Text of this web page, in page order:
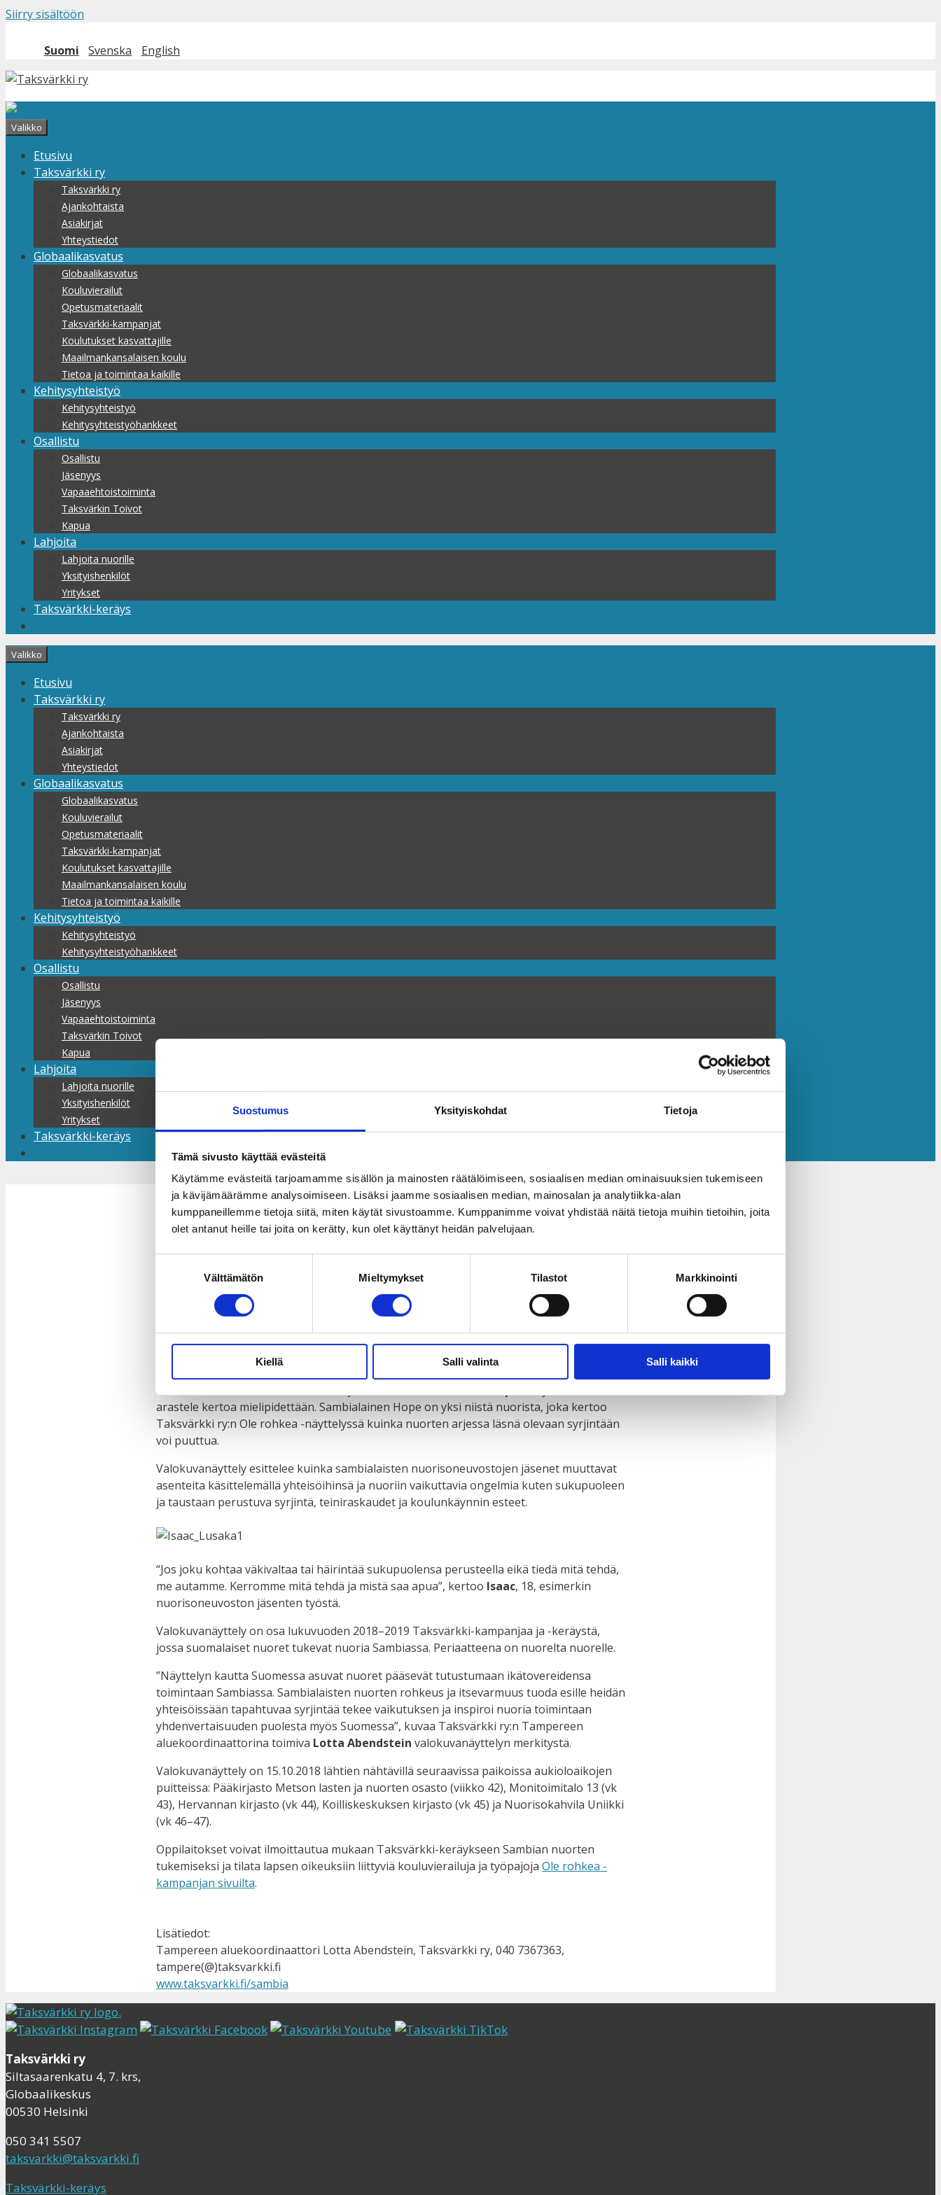
Suostumus Yksityiskohdat Tietoja
Tämä sivusto käyttää evästeitä
Käytämme evästeitä tarjoamamme sisällön ja mainosten räätälöimiseen, sosiaalisen median ominaisuuksien tukemiseen
ja kävijämäärämme analysoimiseen. Lisäksi jaamme sosiaalisen median, mainosalan ja analytiikka-alan
kumppaneillemme tietoja siitä, miten käytät sivustoamme. Kumppanimme voivat yhdistää näitä tietoja muihin tietoihin, joita
olet antanut heille tai joita on kerätty, kun olet käyttänyt heidän palvelujaan.
Välttämätön Mieltymykset Tilastot Markkinointi
Kiellä Salli valinta Salli kaikki
Siirry sisältöön
Suomi Svenska English
Valikko
Etusivu
Taksvärkki ry
Taksvärkki ry
Ajankohtaista
Asiakirjat
Yhteystiedot
Globaalikasvatus
Globaalikasvatus
Kouluvierailut
Opetusmateriaalit
Taksvärkki-kampanjat
Koulutukset kasvattajille
Maailmankansalaisen koulu
Tietoa ja toimintaa kaikille
Kehitysyhteistyö
Kehitysyhteistyö
Kehitysyhteistyöhankkeet
Osallistu
Osallistu
Jäsenyys
Vapaaehtoistoiminta
Taksvärkin Toivot
Kapua
Lahjoita
Lahjoita nuorille
Yksityishenkilöt
Yritykset
Taksvärkki-keräys
Valikko
Etusivu
Taksvärkki ry
Taksvärkki ry
Ajankohtaista
Asiakirjat
Yhteystiedot
Globaalikasvatus
Globaalikasvatus
Kouluvierailut
Opetusmateriaalit
Taksvärkki-kampanjat
Koulutukset kasvattajille
Maailmankansalaisen koulu
Tietoa ja toimintaa kaikille
Kehitysyhteistyö
Kehitysyhteistyö
Kehitysyhteistyöhankkeet
Osallistu
Osallistu
Jäsenyys
Vapaaehtoistoiminta
Taksvärkin Toivot
Kapua
Lahjoita
Lahjoita nuorille
Yksityishenkilöt
Yritykset
Taksvärkki-keräys
Nuorten toiminta syrjintää vastaan
valokuvanäyttelyn aiheena
15.10.2018
yhdenvertaisuuden puolesta Sambiassa. Seuraavat kuusi viikkoa Ole rohkea! -näyttely on
esillä eri tiloissa Tampereella.
”Sinulla on oikeus tehdä mitä haluat ja olla kuka haluat”, sanoo
arastele kertoa mielipidettään. Sambialainen Hope on yksi niistä nuorista, joka kertoo
Taksvärkki ry:n Ole rohkea -näyttelyssä kuinka nuorten arjessa läsnä olevaan syrjintään
voi puuttua.
Valokuvanäyttely esittelee kuinka sambialaisten nuorisoneuvostojen jäsenet muuttavat
asenteita käsittelemällä yhteisöihinsä ja nuoriin vaikuttavia ongelmia kuten sukupuoleen
ja taustaan perustuva syrjintä, teiniraskaudet ja koulunkäynnin esteet.
“Jos joku kohtaa väkivaltaa tai häirintää sukupuolensa perusteella eikä tiedä mitä tehdä,
me autamme. Kerromme mitä tehdä ja mistä saa apua”, kertoo Isaac, 18, esimerkin
nuorisoneuvoston jäsenten työstä.
Valokuvanäyttely on osa lukuvuoden 2018–2019 Taksvärkki-kampanjaa ja -keräystä,
jossa suomalaiset nuoret tukevat nuoria Sambiassa. Periaatteena on nuorelta nuorelle.
”Näyttelyn kautta Suomessa asuvat nuoret pääsevät tutustumaan ikätovereidensa
toimintaan Sambiassa. Sambialaisten nuorten rohkeus ja itsevarmuus tuoda esille heidän
yhteisöissään tapahtuvaa syrjintää tekee vaikutuksen ja inspiroi nuoria toimintaan
yhdenvertaisuuden puolesta myös Suomessa”, kuvaa Taksvärkki ry:n Tampereen
aluekoordinaattorina toimiva Lotta Abendstein valokuvanäyttelyn merkitystä.
Valokuvanäyttely on 15.10.2018 lähtien nähtävillä seuraavissa paikoissa aukioloaikojen
puitteissa: Pääkirjasto Metson lasten ja nuorten osasto (viikko 42), Monitoimitalo 13 (vk
43), Hervannan kirjasto (vk 44), Koilliskeskuksen kirjasto (vk 45) ja Nuorisokahvila Uniikki
(vk 46–47).
Oppilaitokset voivat ilmoittautua mukaan Taksvärkki-keräykseen Sambian nuorten
tukemiseksi ja tilata lapsen oikeuksiin liittyviä kouluvierailuja ja työpajoja Ole rohkea -
kampanjan sivuilta.
Lisätiedot:
Tampereen aluekoordinaattori Lotta Abendstein, Taksvärkki ry, 040 7367363,
tampere(@)taksvarkki.fi
www.taksvarkki.fi/sambia
Taksvärkki ry
Siltasaarenkatu 4, 7. krs,
Globaalikeskus
00530 Helsinki
050 341 5507
taksvarkki@taksvarkki.fi
Taksvärkki-keräys